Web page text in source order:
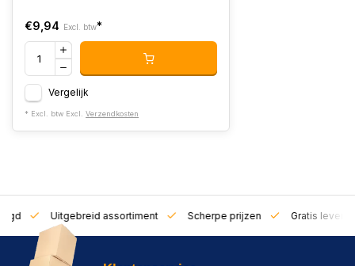
€9,94 Excl. btw*
Vergelijk
* Excl. btw Excl. Verzendkosten
Uitgebreid assortiment Scherpe prijzen Gratis